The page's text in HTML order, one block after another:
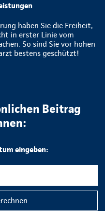
haben Sie die Freiheit,
in erster Linie vom
So sind Sie vor hohen
bestens geschützt!
Beitrag
eingeben: